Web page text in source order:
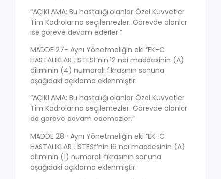
“AÇIKLAMA: Bu hastalığı olanlar Özel Kuvvetler
Tim Kadrolarına seçilemezler. Görevde olanlar
ise göreve devam ederler.”
MADDE 27- Aynı Yönetmeliğin eki “EK-C
HASTALIKLAR LİSTESİ”nin 12 nci maddesinin (A)
diliminin (4) numaralı fıkrasının sonuna
aşağıdaki açıklama eklenmiştir.
“AÇIKLAMA: Bu hastalığı olanlar Özel Kuvvetler
Tim Kadrolarına seçilemezler. Görevde olanlar
da göreve devam edemezler.”
MADDE 28- Aynı Yönetmeliğin eki “EK-C
HASTALIKLAR LİSTESf’nin 16 ncı maddesinin (A)
diliminin (1) numaralı fıkrasının sonuna
aşağıdaki açıklama eklenmiştir.